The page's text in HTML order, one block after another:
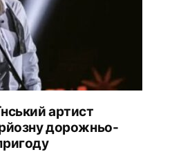
артист
дорожньо-